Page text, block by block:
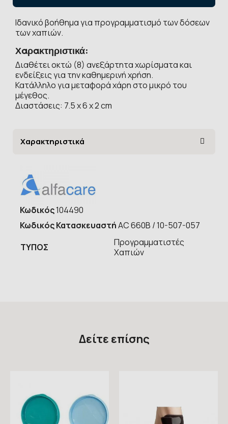
Ιδανικό βοήθημα για προγραμματισμό των δόσεων
των χαπιών.
Χαρακτηριστικά:
Διαθέτει οκτώ (8) ανεξάρτητα χωρίσματα και
ενδείξεις για την καθημερινή χρήση.
Κατάλληλο για μεταφορά χάρη στο μικρό του
μέγεθος.
Διαστάσεις: 7.5 x 6 x 2 cm
Χαρακτηριστικά
Κωδικός104490
Κωδικός ΚατασκευαστήAC 660Β / 10-507-057
ΤΥΠOΣ
Προγραμματιστές
Χαπιών
Δείτε επίσης